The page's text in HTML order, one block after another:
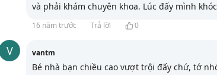
và phải khám chuyên khoa. Lúc đấy mình khóc
16 năm trước Trả lời 0
V vantm
Bé nhà bạn chiều cao vượt trội đấy chứ, tớ